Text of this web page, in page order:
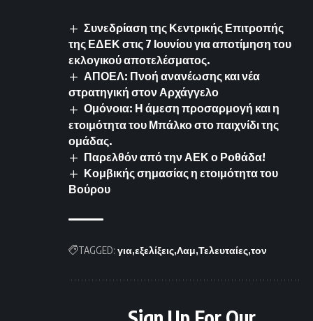
Συνεδρίαση της Κεντρικής Επιτροπής
της ΕΔΕΚ στις 7 Ιουνίου για αποτίμηση του
εκλογικού αποτελέσματος.
ΑΠΟΕΛ: Πνοή ανανέωσης και νέα
στρατηγική στον Αρχάγγελο
Ομόνοια: Η άμεση προσαρμογή και η
ετοιμότητα του Μπάλκο στο παιχνίδι της
ομάδας.
Παρελθόν από την ΑΕΚ ο Ροθάδα!
Κομβικής σημασίας η ετοιμότητα του
Βούρου
TAGGED: για εξελίξεις Λαμ Τελευταίες τον